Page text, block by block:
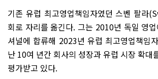
기존 유럽 최고영업책임자였던 스벤 팔라
회로 자리를 옮긴다. 그는 2010년 독일 영
셔널에 합류해 2023년 유럽 최고영업책임
난 10여 년간 회사의 성장과 유럽 시장 확대
평가받고 있다.